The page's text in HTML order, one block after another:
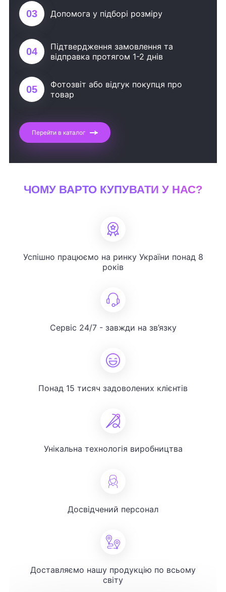
03 Допомога у підборі розміру
04
Підтвердження замовлення та
відправка протягом 1-2 днів
05
Фотозвіт або відгук покупця про
товар
Перейти в каталог
ЧОМУ ВАРТО КУПУВАТИ У НАС?
Успішно працюємо на ринку України понад 8
років
Сервіс 24/7 - завжди на зв’язку
Понад 15 тисяч задоволених клієнтів
Унікальна технологія виробництва
Досвідчений персонал
Доставляємо нашу продукцію по всьому
світу